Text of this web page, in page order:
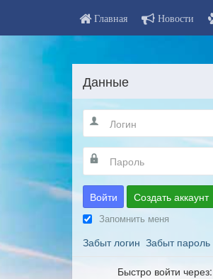
Главная Новости
Данные
Войти Создать аккаунт
Запомнить меня
Забыт логин Забыт пароль
Быстро войти через: